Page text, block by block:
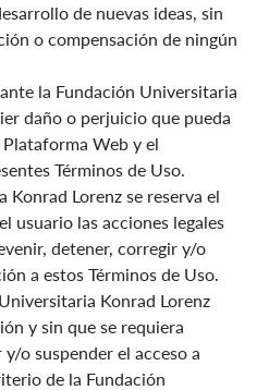
de nuevas ideas, sin
o compensación de ningún
la Fundación Universitaria
daño o perjuicio que pueda
Web y el
Términos de Uso.
Konrad Lorenz se reserva el
usuario las acciones legales
detener, corregir y/o
a estos Términos de Uso.
Konrad Lorenz
y sin que se requiera
o suspender el acceso a
de la Fundación